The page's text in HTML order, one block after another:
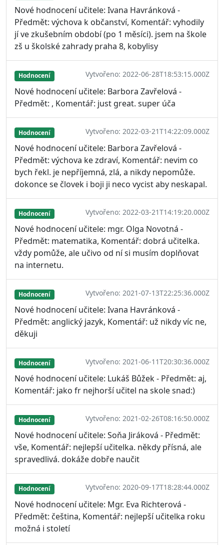
Nové hodnocení učitele: Ivana Havránková -
Předmět: výchova k občanství, Komentář: vyhodily
jí ve zkušebním období (po 1 měsíci). jsem na škole
zš u školské zahrady praha 8, kobylisy
Hodnocení Vytvořeno: 2022-06-28T18:53:15.000Z
Nové hodnocení učitele: Barbora Zavřelová -
Předmět: , Komentář: just great. super úča
Hodnocení Vytvořeno: 2022-03-21T14:22:09.000Z
Nové hodnocení učitele: Barbora Zavřelová -
Předmět: výchova ke zdraví, Komentář: nevim co
bych řekl. je nepříjemná, zlá, a nikdy nepomůže.
dokonce se človek i boji ji neco vycist aby neskapal.
Hodnocení Vytvořeno: 2022-03-21T14:19:20.000Z
Nové hodnocení učitele: mgr. Olga Novotná -
Předmět: matematika, Komentář: dobrá učitelka.
vždy pomůže, ale učivo od ní si musím doplňovat
na internetu.
Hodnocení Vytvořeno: 2021-07-13T22:25:36.000Z
Nové hodnocení učitele: Ivana Havránková -
Předmět: anglický jazyk, Komentář: už nikdy víc ne,
děkuji
Hodnocení Vytvořeno: 2021-06-11T20:30:36.000Z
Nové hodnocení učitele: Lukáš Bůžek - Předmět: aj,
Komentář: jako fr nejhorší učitel na skole snad:)
Hodnocení Vytvořeno: 2021-02-26T08:16:50.000Z
Nové hodnocení učitele: Soňa Jiráková - Předmět:
vše, Komentář: nejlepší učitelka. někdy přísná, ale
spravedlivá. dokáže dobře naučit
Hodnocení Vytvořeno: 2020-09-17T18:28:44.000Z
Nové hodnocení učitele: Mgr. Eva Richterová -
Předmět: čeština, Komentář: nejlepší učitelka roku
možná i století